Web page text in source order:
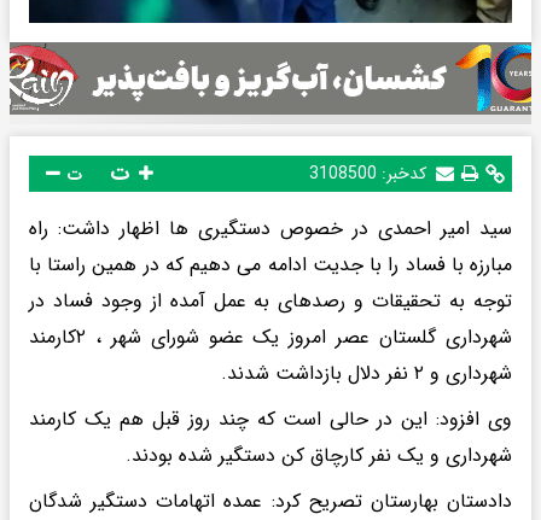
کدخبر: 3108500 ت
سید امیر احمدی در خصوص دستگیری ها اظهار داشت: راه
مبارزه با فساد را با جدیت ادامه می دهیم که در همین راستا با
توجه به تحقیقات و رصدهای به عمل آمده از وجود فساد در
شهرداری گلستان عصر امروز یک عضو شورای شهر ، ۲کارمند
شهرداری و ۲ نفر دلال بازداشت شدند.
وی افزود: این در حالی است که چند روز قبل هم یک کارمند
شهرداری و یک نفر کارچاق کن دستگیر شده بودند.
دادستان بهارستان تصریح کرد: عمده اتهامات دستگیر شدگان